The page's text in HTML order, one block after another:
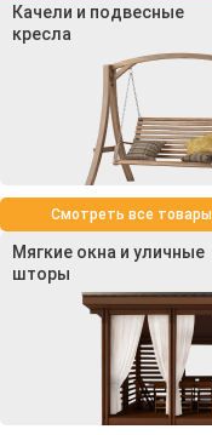
Качели и подвесные
кресла
Смотреть все товары
Мягкие окна и уличные
шторы